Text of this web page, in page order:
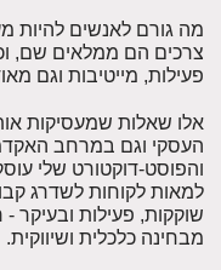
מה גורם לאנשים להיות
צרכים הם ממלאים שם,
פעילות, מייטיבות וגם
אלו שאלות שמעסיקות
העסקי וגם במרחב
והפוסט-דוקטורט שלי
למאות לקוחות לשדרג
שוקקות, פעילות ובעיקר -
מבחינה כלכלית ושיווקית.